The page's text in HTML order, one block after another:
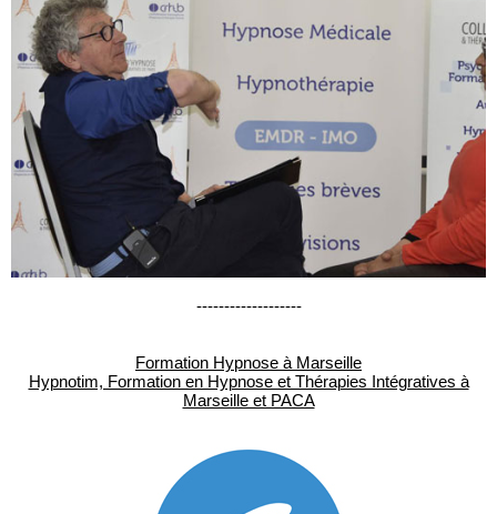
-------------------
Formation Hypnose à Marseille
Hypnotim, Formation en Hypnose et Thérapies Intégratives à
Marseille et PACA